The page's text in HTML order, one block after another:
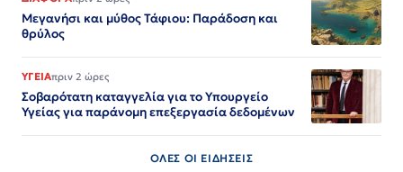
Μεγανήσι και μύθος Τάφιου: Παράδοση και
θρύλος
ΥΓΕΙΑπριν 2 ώρες
Σοβαρότατη καταγγελία για το Υπουργείο
Υγείας για παράνομη επεξεργασία δεδομένων
ΟΛΕΣ ΟΙ ΕΙΔΗΣΕΙΣ